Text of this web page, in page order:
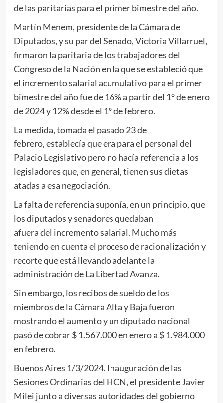
de las paritarias para el primer bimestre del año.
Martín Menem, presidente de la Cámara de
Diputados, y su par del Senado, Victoria Villarruel,
firmaron la paritaria de los trabajadores del
Congreso de la Nación en la que se estableció que
el incremento salarial acumulativo para el primer
bimestre del año fue de 16% a partir del 1° de enero
de 2024 y 12% desde el 1° de febrero.
La medida, tomada el pasado 23 de
febrero, establecía que era para el personal del
Palacio Legislativo pero no hacía referencia a los
legisladores que, en general, tienen sus dietas
atadas a esa negociación.
La falta de referencia suponía, en un principio, que
los diputados y senadores quedaban
afuera del incremento salarial. Mucho más
teniendo en cuenta el proceso de racionalización y
recorte que está llevando adelante la
administración de La Libertad Avanza.
Sin embargo, los recibos de sueldo de los
miembros de la Cámara Alta y Baja fueron
mostrando el aumento y un diputado nacional
pasó de cobrar $ 1.567.000 en enero a $ 1.984.000
en febrero.
Buenos Aires 1/3/2024. Inauguración de las
Sesiones Ordinarias del HCN, el presidente Javier
Milei junto a diversas autoridades del gobierno